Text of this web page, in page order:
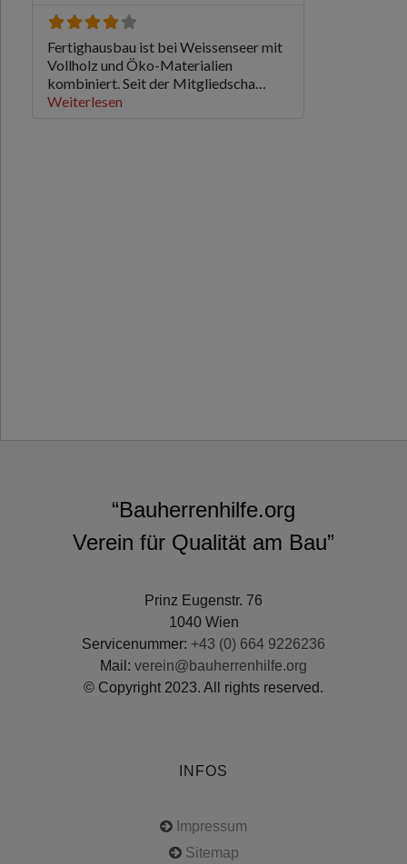
“Bauherrenhilfe.org
Verein für Qualität am Bau”
Prinz Eugenstr. 76
1040 Wien
Servicenummer: +43 (0) 664 9226236
Mail: verein@bauherrenhilfe.org
© Copyright 2023. All rights reserved.
INFOS
Impressum
Sitemap